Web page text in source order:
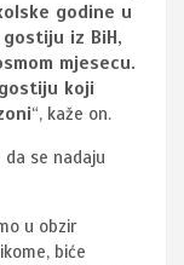
godine u
iz BiH,
mjesecu.
koji
“, kaže on.
da se nadaju
u obzir
biće